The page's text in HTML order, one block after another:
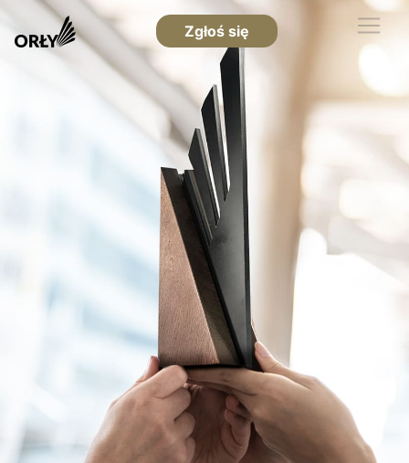
Zgłoś się